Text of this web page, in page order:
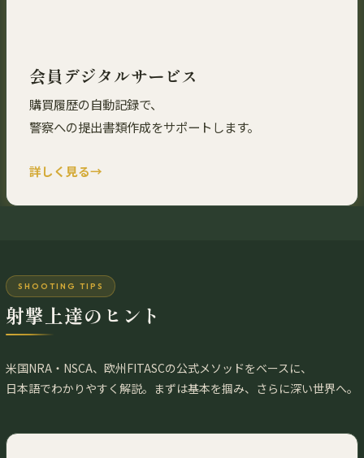
会員デジタルサービス
購買履歴の自動記録で、
警察への提出書類作成をサポートします。
詳しく見る
SHOOTING TIPS
射撃上達のヒント
米国NRA・NSCA、欧州FITASCの公式メソッドをベースに、
日本語でわかりやすく解説。まずは基本を掴み、さらに深い世界へ。